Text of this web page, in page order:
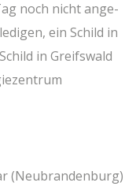
noch nicht ange­
ein Schild in
in Greifs­wald
(Neu­bran­den­burg)